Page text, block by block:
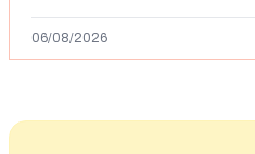
06/08/2026